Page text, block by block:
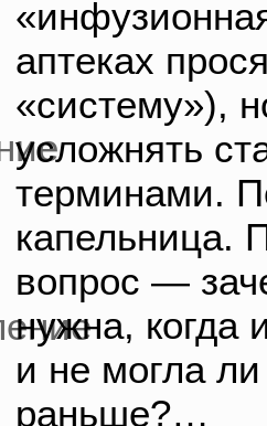
аптеках
«систему»),
усложнять
терминами.
капельница.
вопрос —
нужна, когда
и не могла
раньше?…